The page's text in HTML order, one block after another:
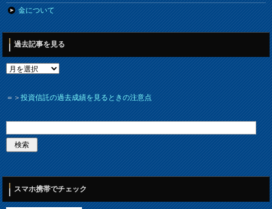
金について
過去記事を見る
＝＞投資信託の過去成績を見るときの注意点
スマホ携帯でチェック